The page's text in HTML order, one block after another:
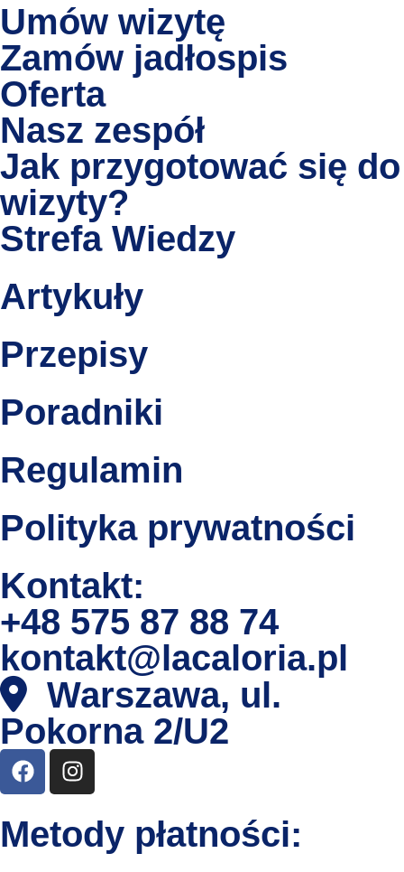
Umów wizytę
Zamów jadłospis
Oferta
Nasz zespół
Jak przygotować się do
wizyty?
Strefa Wiedzy
Artykuły
Przepisy
Poradniki
Regulamin
Polityka prywatności
Kontakt:
+48 575 87 88 74
kontakt@lacaloria.pl
Warszawa, ul.
Pokorna 2/U2
Metody płatności: